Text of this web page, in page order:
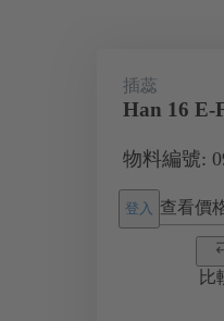
插蕊
Han 16 E-
物料編號:
登入 查看價
比